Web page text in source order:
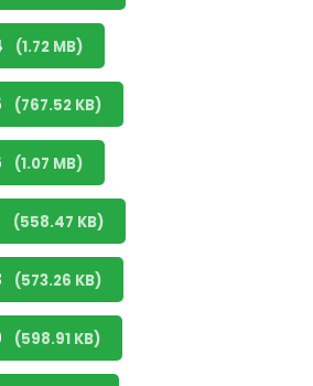
(1.72 MB)
(767.52 KB)
(1.07 MB)
(558.47 KB)
(573.26 KB)
(598.91 KB)